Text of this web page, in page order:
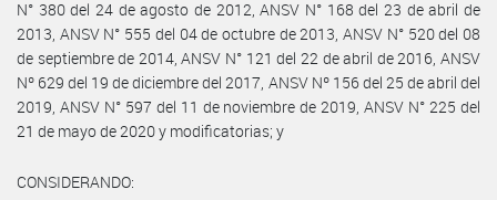
N° 380 del 24 de agosto de 2012, ANSV N° 168 del 23 de abril de
2013, ANSV N° 555 del 04 de octubre de 2013, ANSV N° 520 del 08
de septiembre de 2014, ANSV N° 121 del 22 de abril de 2016, ANSV
Nº 629 del 19 de diciembre del 2017, ANSV Nº 156 del 25 de abril del
2019, ANSV N° 597 del 11 de noviembre de 2019, ANSV N° 225 del
21 de mayo de 2020 y modificatorias; y
CONSIDERANDO: